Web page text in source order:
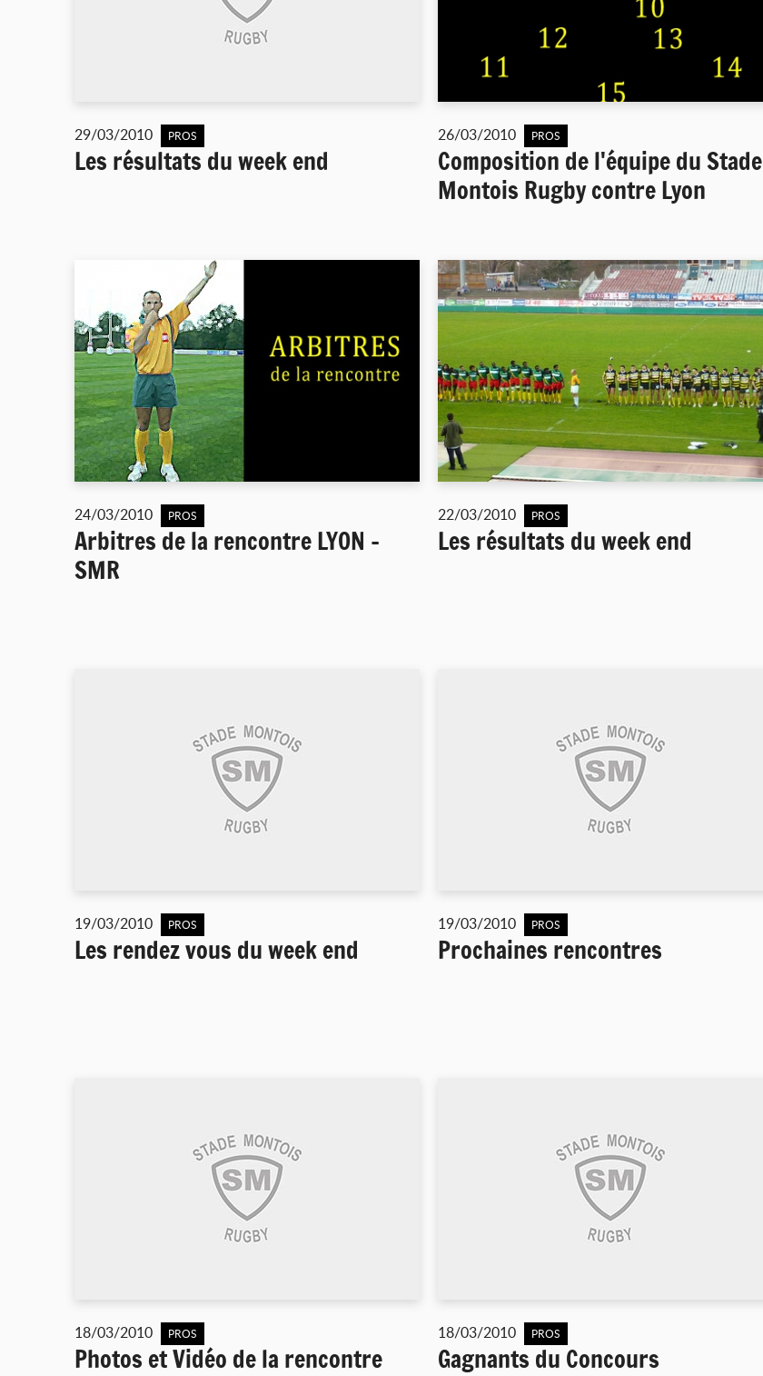
29/03/2010 PROS
Les résultats du week end
26/03/2010 PROS
Composition de l'équipe du Stade
Montois Rugby contre Lyon
24/03/2010 PROS
Arbitres de la rencontre LYON -
SMR
22/03/2010 PROS
Les résultats du week end
19/03/2010 PROS
Les rendez vous du week end
19/03/2010 PROS
Prochaines rencontres
18/03/2010 PROS
Photos et Vidéo de la rencontre
18/03/2010 PROS
Gagnants du Concours